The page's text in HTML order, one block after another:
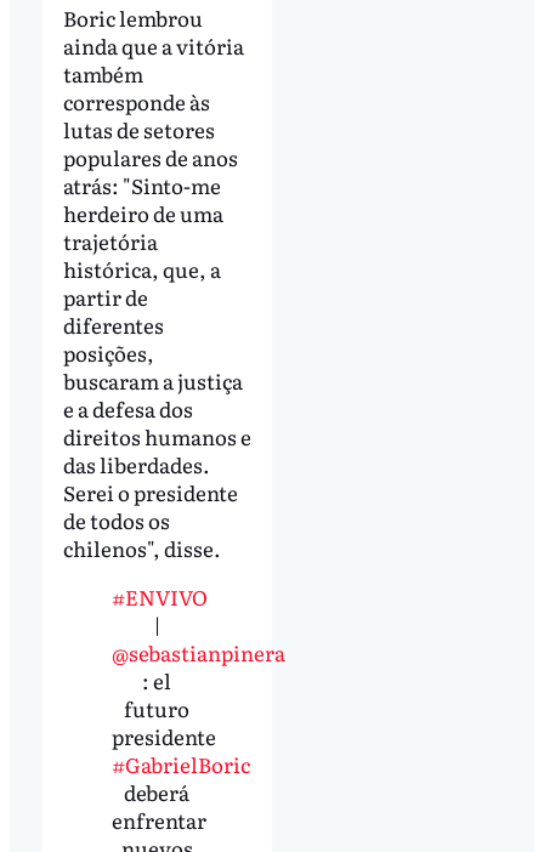
Boric lembrou
ainda que a vitória
também
corresponde às
lutas de setores
populares de anos
atrás: "Sinto-me
herdeiro de uma
trajetória
histórica, que, a
partir de
diferentes
posições,
buscaram a justiça
e a defesa dos
direitos humanos e
das liberdades.
Serei o presidente
de todos os
chilenos", disse.
#ENVIVO
|
@sebastianpinera
: el
futuro
presidente
#GabrielBoric
deberá
enfrentar